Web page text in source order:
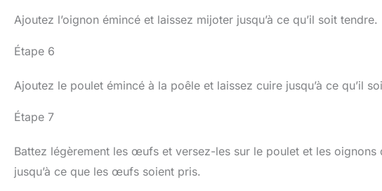
Ajoutez l’oignon émincé et laissez mijoter jusqu’à ce qu’il soit tendre.
Étape 6
Ajoutez le poulet émincé à la poêle et laissez cuire jusqu’à ce qu’il
Étape 7
Battez légèrement les œufs et versez-les sur le poulet et les
jusqu’à ce que les œufs soient pris.